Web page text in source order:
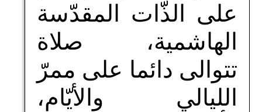
على الذّات المقدّسة
الهاشمية، صلاة
تتوالى دائما على ممرّ
الليالي والأيّام،